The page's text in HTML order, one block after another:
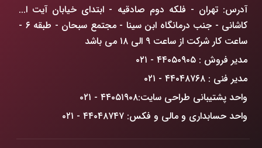
کسب‌وکار شما را متحول می‌کند
راهکار افزایش فروش آنلاین در تهران: گذار از حضور
دیجیتال به سلطه بازار
ضرورت درک دیدگاه GoogleBot
آدرس: تهران - فلکه دوم صادقیه - ابتدای خیابان آیت ا...
کاشانی - جنب درمانگاه ابن سینا - مجتمع سبحان - طبقه ۶ -
ساعت کار شرکت از ساعت ۹ الی ۱۸ می باشد
مدیر فروش : ۴۴۰۵۰۹۰۵ - ۰۲۱
مدیر فنی : ۴۴۰۴۸۷۶۸ - ۰۲۱
واحد پشتیبانی طراحی سایت:۴۴۰۵۱۹۰۸ - ۰۲۱
واحد حسابداری و مالی و فکس: ۴۴۰۴۸۷۴۷ - ۰۲۱